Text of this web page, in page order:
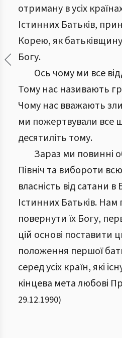
отриману в усіх
Істинних Батьків,
Корею, як
Богу.
Ось чому ми все
Тому нас називають
Чому нас вважають
ми пожертвували все
десятиліть тому.
Зараз ми повинні
Північ та вибороти
власність від сатани в
Істинних Батьків. Нам
повернути їх Богу,
цій основі поставити
положення першої
серед усіх країн, які
кінцева мета любові
29.12.1990)